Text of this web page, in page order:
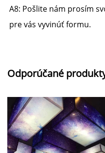
A8: Pošlite nám prosím
pre vás vyvinúť formu.
Odporúčané